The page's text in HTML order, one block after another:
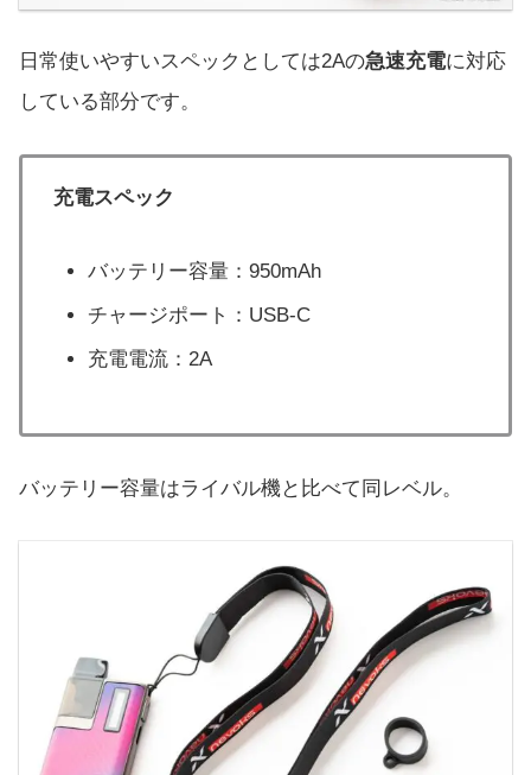
日常使いやすいスペックとしては2Aの急速充電に対応
している部分です。
充電スペック
バッテリー容量：950mAh
チャージポート：USB-C
充電電流：2A
バッテリー容量はライバル機と比べて同レベル。